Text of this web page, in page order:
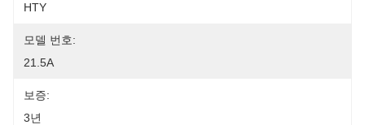
HTY
모델 번호:
21.5A
보증:
3년